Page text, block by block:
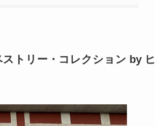
トリー・コレクション by ヒ